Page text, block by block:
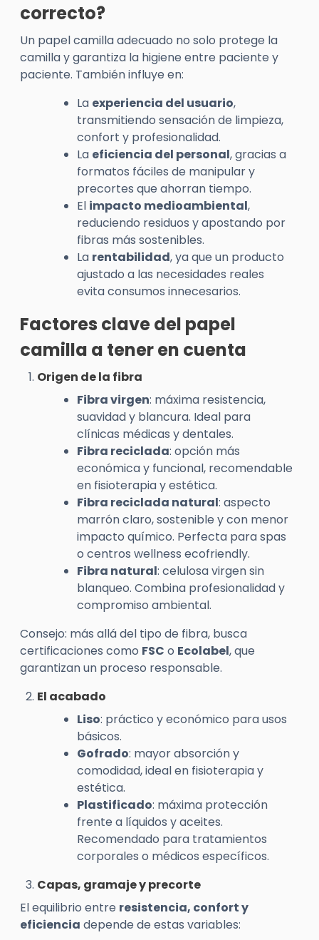
correcto?
Un papel camilla adecuado no solo protege la
camilla y garantiza la higiene entre paciente y
paciente. También influye en:
La experiencia del usuario,
transmitiendo sensación de limpieza,
confort y profesionalidad.
La eficiencia del personal, gracias a
formatos fáciles de manipular y
precortes que ahorran tiempo.
El impacto medioambiental,
reduciendo residuos y apostando por
fibras más sostenibles.
La rentabilidad, ya que un producto
ajustado a las necesidades reales
evita consumos innecesarios.
Factores clave del papel
camilla a tener en cuenta
Origen de la fibra
Fibra virgen: máxima resistencia,
suavidad y blancura. Ideal para
clínicas médicas y dentales.
Fibra reciclada: opción más
económica y funcional, recomendable
en fisioterapia y estética.
Fibra reciclada natural: aspecto
marrón claro, sostenible y con menor
impacto químico. Perfecta para spas
o centros wellness ecofriendly.
Fibra natural: celulosa virgen sin
blanqueo. Combina profesionalidad y
compromiso ambiental.
Consejo: más allá del tipo de fibra, busca
certificaciones como FSC o Ecolabel, que
garantizan un proceso responsable.
El acabado
Liso: práctico y económico para usos
básicos.
Gofrado: mayor absorción y
comodidad, ideal en fisioterapia y
estética.
Plastificado: máxima protección
frente a líquidos y aceites.
Recomendado para tratamientos
corporales o médicos específicos.
Capas, gramaje y precorte
El equilibrio entre resistencia, confort y
eficiencia depende de estas variables: